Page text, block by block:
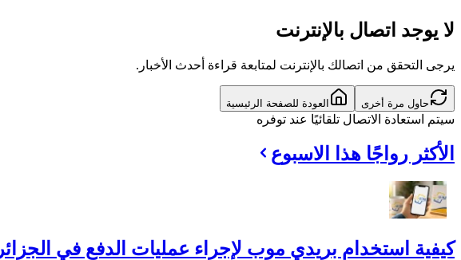
لا يوجد اتصال بالإنترنت
يرجى التحقق من اتصالك بالإنترنت لمتابعة قراءة أحدث الأخبار.
حاول مرة أخرى العودة للصفحة الرئيسية
سيتم استعادة الاتصال تلقائيًا عند توفره
الأكثر رواجًا هذا الاسبوع
كيفية استخدام بريدي موب لإجراء عمليات الدفع في الجزائر